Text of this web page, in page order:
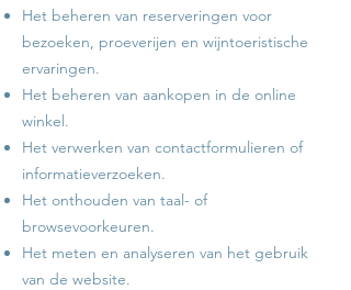
Het beheren van reserveringen voor
bezoeken, proeverijen en wijntoeristische
ervaringen.
Het beheren van aankopen in de online
winkel.
Het verwerken van contactformulieren of
informatieverzoeken.
Het onthouden van taal- of
browsevoorkeuren.
Het meten en analyseren van het gebruik
van de website.